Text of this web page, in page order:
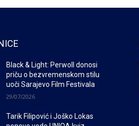
Black & Light: Perwoll donosi
priču o bezvremenskom stilu
uoči Sarajevo Film Festivala
29/07/2026
Tarik Filipović i Joško Lokas